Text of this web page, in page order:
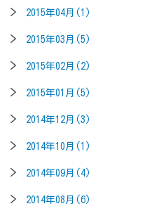
2015年04月(1)
2015年03月(5)
2015年02月(2)
2015年01月(5)
2014年12月(3)
2014年10月(1)
2014年09月(4)
2014年08月(6)